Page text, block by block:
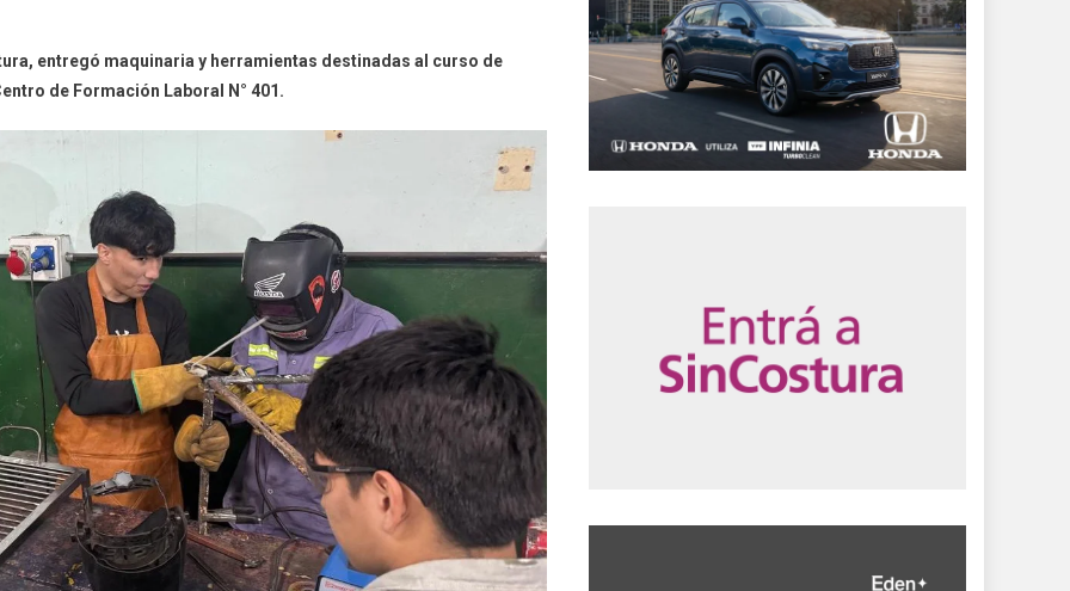
entregó maquinaria y herramientas destinadas al curso de
de Formación Laboral N° 401.